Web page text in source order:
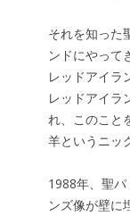
それを知った
ンドにやって
レッドアイラ
レッドアイラ
れ、このこと
羊というニッ
1988年、聖
ンズ像が壁に